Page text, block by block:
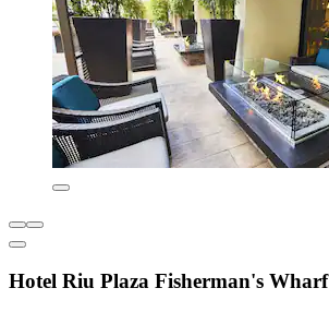
Hotel Riu Plaza Fisherman's Wharf